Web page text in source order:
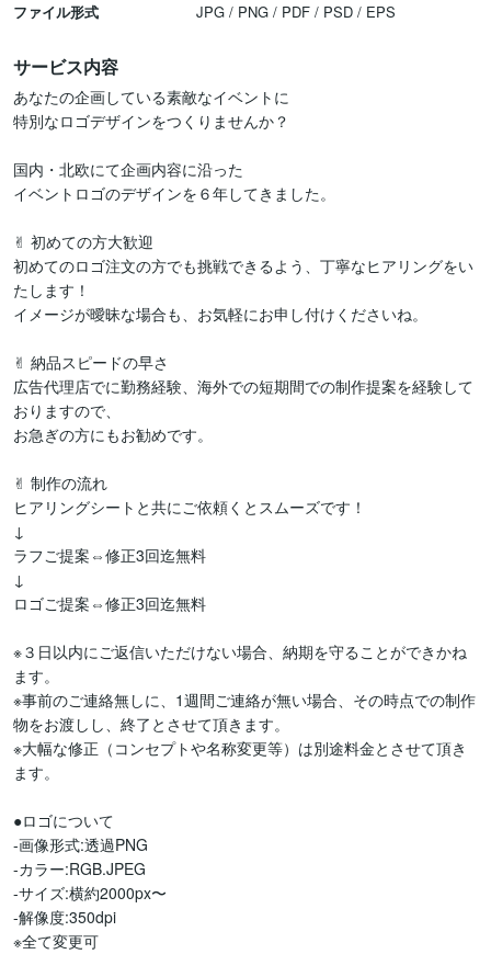
ファイル形式 JPG / PNG / PDF / PSD / EPS
サービス内容
あなたの企画している素敵なイベントに
特別なロゴデザインをつくりませんか？
国内・北欧にて企画内容に沿った
イベントロゴのデザインを６年してきました。
✌︎ 初めての方大歓迎
初めてのロゴ注文の方でも挑戦できるよう、丁寧なヒアリングをい
たします！
イメージが曖昧な場合も、お気軽にお申し付けくださいね。
✌︎ 納品スピードの早さ
広告代理店でに勤務経験、海外での短期間での制作提案を経験して
おりますので、
お急ぎの方にもお勧めです。
✌︎ 制作の流れ
ヒアリングシートと共にご依頼くとスムーズです！
↓
ラフご提案⇔修正3回迄無料
↓
ロゴご提案⇔修正3回迄無料
※３日以内にご返信いただけない場合、納期を守ることができかね
ます。
※事前のご連絡無しに、1週間ご連絡が無い場合、その時点での制作
物をお渡しし、終了とさせて頂きます。
※大幅な修正（コンセプトや名称変更等）は別途料金とさせて頂き
ます。
●ロゴについて
-画像形式:透過PNG
-カラー:RGB.JPEG
-サイズ:横約2000px〜
-解像度:350dpi
※全て変更可